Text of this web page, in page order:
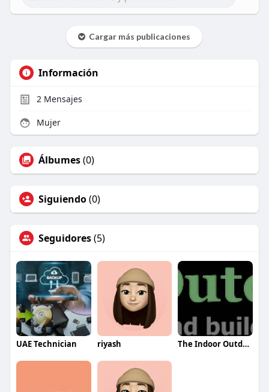
Cargar más publicaciones
Información
2Mensajes
Mujer
Álbumes(0)
Siguiendo(0)
Seguidores(5)
UAE Technician riyash The Indoor Outdoor Guy Inc.